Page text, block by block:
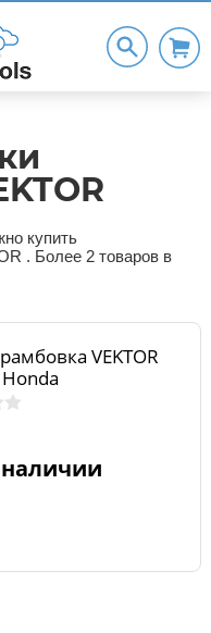
купить
. Более 2 товаров в
VEKTOR